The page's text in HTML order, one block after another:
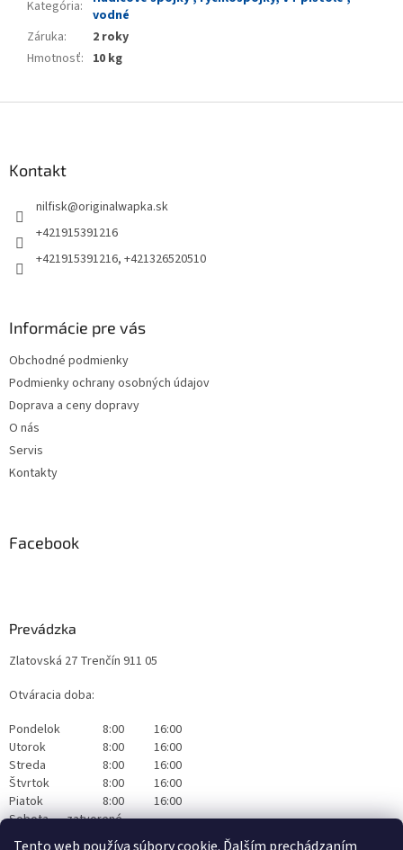
Kategória: vodné
Záruka:
2 roky
Hmotnosť: 10 kg
Kontakt
nilfisk@originalwapka.sk
+421915391216
+421915391216, +421326520510
Informácie pre vás
Obchodné podmienky
Podmienky ochrany osobných údajov
Doprava a ceny dopravy
O nás
Servis
Kontakty
Facebook
Prevádzka
Zlatovská 27 Trenčín 911 05
Otváracia doba:
Pondelok
8:00
16:00
Utorok
8:00
16:00
Streda
8:00
16:00
Štvrtok
8:00
16:00
Piatok
8:00
16:00
Sobota
zatvorené
Nedeľa
zatvorené